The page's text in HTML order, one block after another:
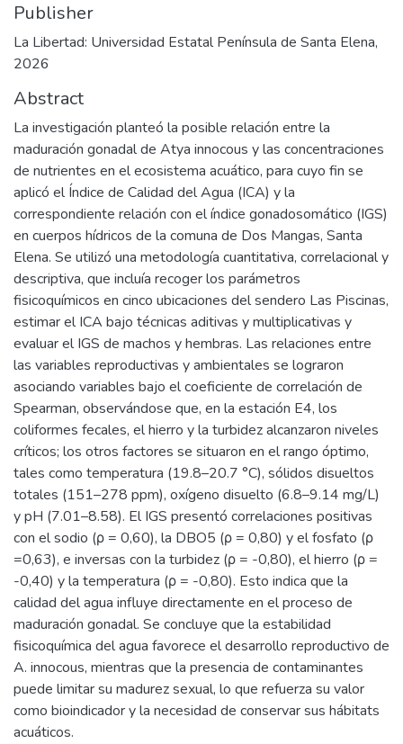
Publisher
La Libertad: Universidad Estatal Península de Santa Elena,
2026
Abstract
La investigación planteó la posible relación entre la
maduración gonadal de Atya innocous y las concentraciones
de nutrientes en el ecosistema acuático, para cuyo fin se
aplicó el Índice de Calidad del Agua (ICA) y la
correspondiente relación con el índice gonadosomático (IGS)
en cuerpos hídricos de la comuna de Dos Mangas, Santa
Elena. Se utilizó una metodología cuantitativa, correlacional y
descriptiva, que incluía recoger los parámetros
fisicoquímicos en cinco ubicaciones del sendero Las Piscinas,
estimar el ICA bajo técnicas aditivas y multiplicativas y
evaluar el IGS de machos y hembras. Las relaciones entre
las variables reproductivas y ambientales se lograron
asociando variables bajo el coeficiente de correlación de
Spearman, observándose que, en la estación E4, los
coliformes fecales, el hierro y la turbidez alcanzaron niveles
críticos; los otros factores se situaron en el rango óptimo,
tales como temperatura (19.8–20.7 °C), sólidos disueltos
totales (151–278 ppm), oxígeno disuelto (6.8–9.14 mg/L)
y pH (7.01–8.58). El IGS presentó correlaciones positivas
con el sodio (ρ = 0,60), la DBO5 (ρ = 0,80) y el fosfato (ρ
=0,63), e inversas con la turbidez (ρ = -0,80), el hierro (ρ =
-0,40) y la temperatura (ρ = -0,80). Esto indica que la
calidad del agua influye directamente en el proceso de
maduración gonadal. Se concluye que la estabilidad
fisicoquímica del agua favorece el desarrollo reproductivo de
A. innocous, mientras que la presencia de contaminantes
puede limitar su madurez sexual, lo que refuerza su valor
como bioindicador y la necesidad de conservar sus hábitats
acuáticos.